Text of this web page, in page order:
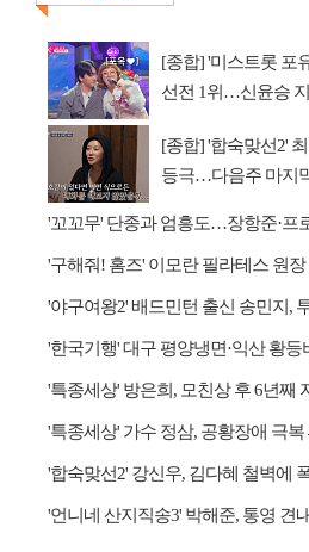
[종합] '미스트롯 포
선전 1위…신윤승
[종합] '합숙맞선2'
등극…다음주 마지